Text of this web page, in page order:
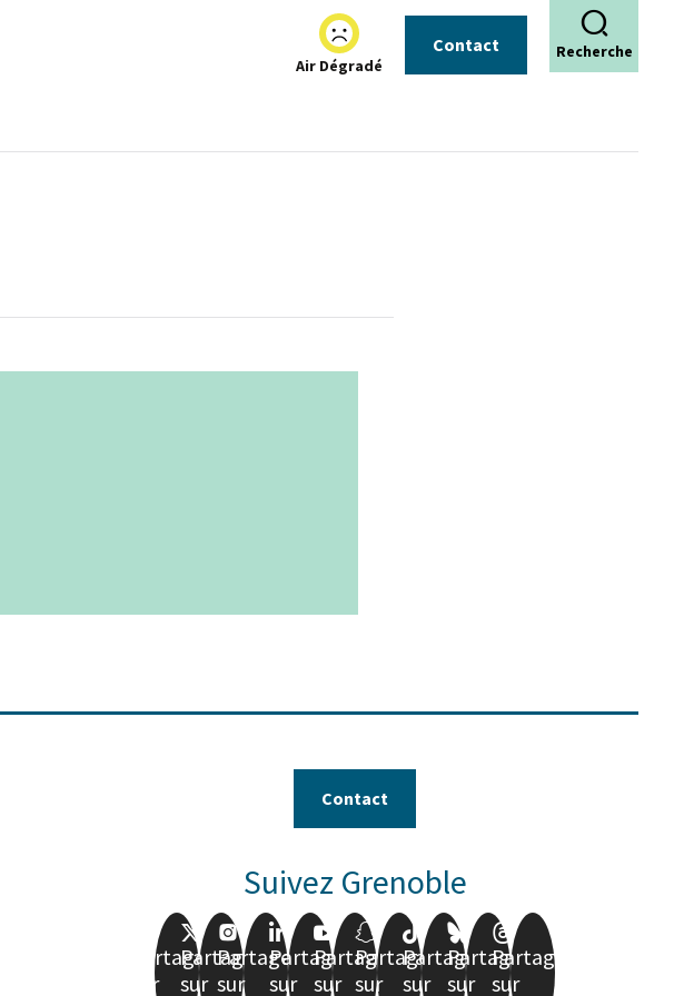
Air Dégradé
Contact Recherche
Contact
Suivez Grenoble
Partager
sur
Partager
sur
Partager
sur
Partager
sur
Partager
sur
Partager
sur
Partager
sur
Partager
sur
Partager
sur